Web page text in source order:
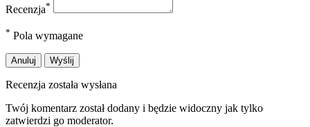
Recenzja*
* Pola wymagane
Anuluj Wyślij
Recenzja została wysłana
Twój komentarz został dodany i będzie widoczny jak tylko
zatwierdzi go moderator.